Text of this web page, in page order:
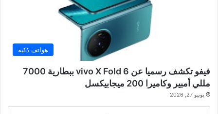
هواتف ذكية
فيفو تكشف رسميا عن vivo X Fold 6 ببطارية 7000
مللي أمبير وكاميرا 200 ميجابيكسل
يونيو 27, 2026